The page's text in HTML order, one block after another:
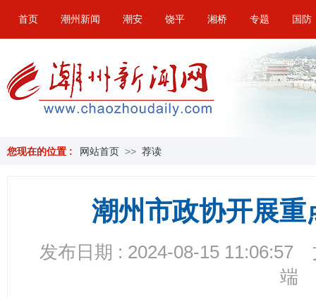
首页 潮州新闻 潮安 饶平 湘桥 专题 国防
您现在的位置 : 网站首页 >> 荐读
潮州市政协开展
发布日期 : 2024-08-15 11:06:57
端